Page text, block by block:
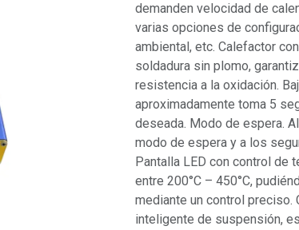
demanden velocidad de
varias opciones de
ambiental, etc. Calefactor
soldadura sin plomo,
resistencia a la oxidación.
aproximadamente toma 5
deseada. Modo de espera.
modo de espera y a los
Pantalla LED con control de
entre 200°C – 450°C,
mediante un control preciso.
inteligente de suspensión,